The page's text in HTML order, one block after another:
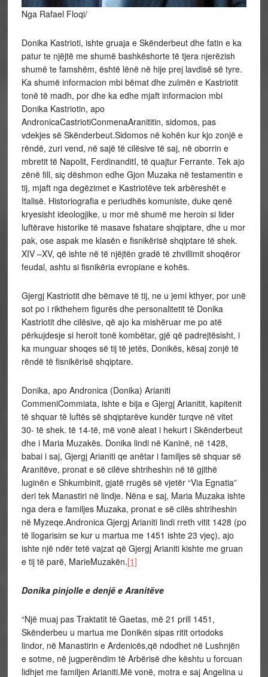
Nga Rafael Floqi/
Donika Kastrioti, ishte gruaja e Skënderbeut dhe fatin e ka
patur te njëjtë me shumë bashkëshorte të tjera njerëzish
shumë te famshëm, është lënë në hije prej lavdisë së tyre.
Ka shumë informacion mbi bëmat dhe zulmën e Kastriotit
tonë të madh, por dhe ka edhe mjaft informacion mbi
Donika Kastriotin, apo
AndronicaCastriotiConmenaAranititin, sidomos, pas
vdekjes së Skënderbeut.Sidomos në kohën kur kjo zonjë e
rëndë, zuri vend, në sajë të cilësive të saj, në oborrin e
mbretit të Napolit, FerdinanditI, të quajtur Ferrante. Tek ajo
zënë fill, siç dëshmon edhe Gjon Muzaka në testamentin e
tij, mjaft nga degëzimet e Kastriotëve tek arbëreshët e
Italisë. Historiografia e periudhës komuniste, duke qenë
kryesisht ideologjike, u mor më shumë me heroin si lider
luftërave historike të masave fshatare shqiptare, dhe u mor
pak, ose aspak me klasën e fisnikërisë shqiptare të shek.
XIV –XV, që ishte në të njëjtën gradë të zhvillimit shoqëror
feudal, ashtu si fisnikëria evropiane e kohës.
Gjergj Kastriotit dhe bëmave të tij, ne u jemi kthyer, por unë
sot po i rikthehem figurës dhe personalitetit të Donika
Kastriotit dhe cilësive, që ajo ka mishëruar me po atë
përkujdesje si heroit tonë kombëtar, gjë që padrejtësisht, i
ka munguar shoqes së tij të jetës, Donikës, kësaj zonjë të
rëndë të fisnikërisë shqiptare.
Donika, apo Andronica (Donika) Arianiti
CommeniCommiata, ishte e bija e Gjergj Arianitit, kapitenit
të shquar të luftës së shqiptarëve kundër turqve në vitet
30- të shek. të 14-të, më vonë aleat i hekurt i Skënderbeut
dhe i Maria Muzakës. Donika lindi në Kaninë, në 1428,
babai i saj, Gjergj Arianiti qe anëtar i familjes së shquar së
Aranitëve, pronat e së cilëve shtriheshin në të gjithë
luginën e Shkumbinit, gjatë rrugës së vjetër “Via Egnatia”
deri tek Manastiri në lindje. Nëna e saj, Maria Muzaka ishte
nga dera e familjes Muzaka, pronat e së cilës shtriheshin
në Myzeqe.Andronica Gjergj Arianiti lindi rreth vitit 1428 (po
të llogarisim se kur u martua me 1451 ishte 23 vjeç), ajo
ishte një ndër tetë vajzat që Gjergj Arianiti kishte me gruan
e tij të parë, MarieMuzakën.[1]
Donika pinjolle e denjë e Aranitëve
“Një muaj pas Traktatit të Gaetas, më 21 prill 1451,
Skënderbeu u martua me Donikën sipas ritit ortodoks
lindor, në Manastirin e Ardenicës,që ndodhet në Lushnjën
e sotme, në jugperëndim të Arbërisë dhe kështu u forcuan
lidhjet me familjen Arianiti.Më vonë, motra e saj Angelina u